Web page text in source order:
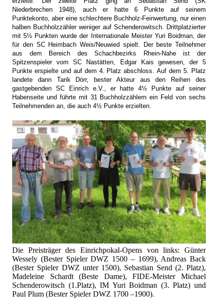
Niederbrechen 1948), auch er hatte 6 Punkte auf seinem
Punktekonto, aber eine schlechtere Buchholz-Feinwertung, nur einen
halben Buchholzzähler weniger auf Schenderowitsch.
Drittplatzierter
mit 5½ Punkten wurde der Internationale Meister Yuri Boidman, der
für den SC Heimbach Weis/Neuwied spielt.
Der beste Teilnehmer
aus dem Bereich des Schachbezirks Rhein-Nahe ist der
Spitzenspieler vom SC Nastätten, Edgar Kais gewesen, der 5
Punkte erspielte und auf dem 4. Platz abschloss.
Auf dem 5. Platz
landete dann Tarik Dörr, bester Akteur aus den Reihen des
gastgebenden SC Einrich e.V., er hatte 4½ Punkte auf seiner
Habenseite und führte mit 31 Buchholzzählern ein Feld von sechs
Teilnehmenden an, die auch 4½ Punkte erzielten.
Die Preisträger des Einrichpokal-Opens von links: Günter
Wessely (Bester Spieler DWZ 1500 – 1699), Andreas Back
(Bester Spieler DWZ unter 1500), Sebastian Send (2. Platz),
Madeleine Schardt (Beste Dame), FIDE-Meister Michael
Schenderowitsch (1.Platz), IM Yuri Boidman (3. Platz) und
Paul Plum (Bester Spieler DWZ 1700 –1900).